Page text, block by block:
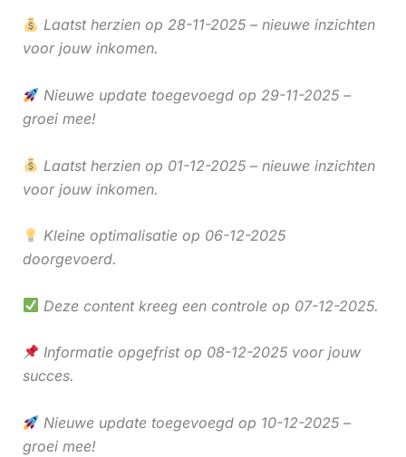
Laatst herzien op 28-11-2025 – nieuwe inzichten
voor jouw inkomen.
Nieuwe update toegevoegd op 29-11-2025 –
groei mee!
Laatst herzien op 01-12-2025 – nieuwe inzichten
voor jouw inkomen.
Kleine optimalisatie op 06-12-2025
doorgevoerd.
Deze content kreeg een controle op 07-12-2025.
Informatie opgefrist op 08-12-2025 voor jouw
succes.
Nieuwe update toegevoegd op 10-12-2025 –
groei mee!